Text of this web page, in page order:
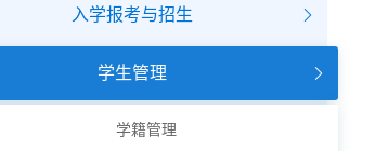
入学报考与招生
学生管理
学籍管理